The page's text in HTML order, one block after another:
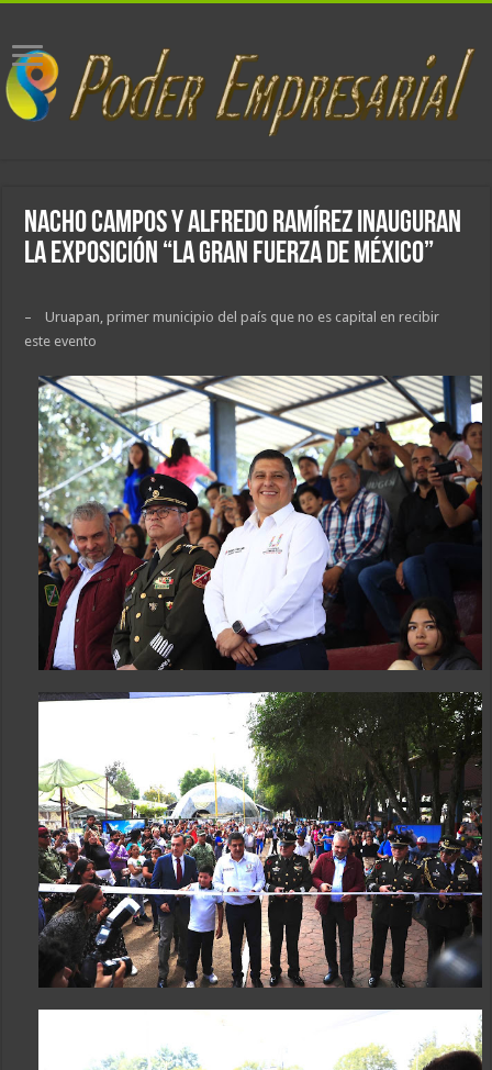
Nacho Campos y Alfredo Ramírez inauguran
la exposición “La gran fuerza de México”
– Uruapan, primer municipio del país que no es capital en recibir
este evento